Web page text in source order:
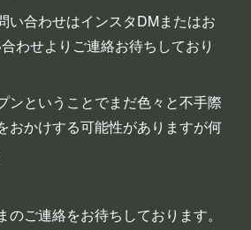
い合わせはインスタDMまたはお
わせよりご連絡お待ちしており
ンということでまだ色々と不手際
おかけする可能性がありますが何
のご連絡をお待ちしております。